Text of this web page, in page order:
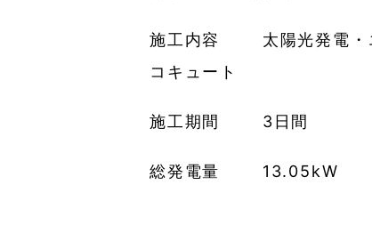
施工内容 太陽光発電・
コキュート
施工期間 3日間
総発電量 13.05kW